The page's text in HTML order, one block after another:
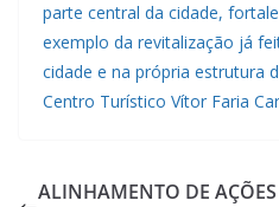
parte central da cidade,
exemplo da revitalização já
cidade e na própria estrutura
Centro Turístico Vítor Faria
ALINHAMENTO DE